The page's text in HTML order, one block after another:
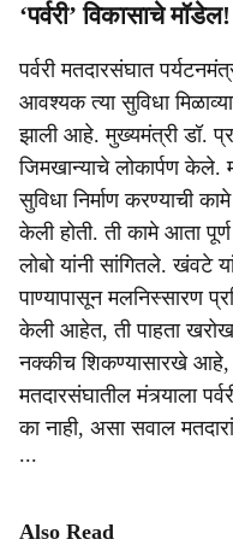
‘पर्वरी’ विकासाचे मॉडेल!
पर्वरी मतदारसंघात
आवश्यक त्या सुविधा
झाली आहे. मुख्यमंत्री डॉ.
जिमखान्याचे लोकार्पण
सुविधा निर्माण करण्याची
केली होती. ती कामे आता
लोबो यांनी सांगितले. खंवटे
पाण्यापासून मलनिस्सारण
केली आहेत, ती पाहता
नक्कीच शिकण्यासारखे
मतदारसंघातील मंत्र्याला
का नाही, असा सवाल
∙∙∙
Also Read